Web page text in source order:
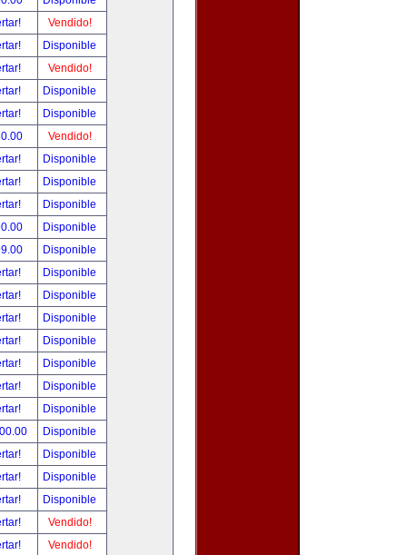
Vendido!
Disponible
Vendido!
Disponible
Disponible
Vendido!
Disponible
Disponible
Disponible
Disponible
Disponible
Disponible
Disponible
Disponible
Disponible
Disponible
Disponible
Disponible
Disponible
Disponible
Disponible
Disponible
Vendido!
Vendido!